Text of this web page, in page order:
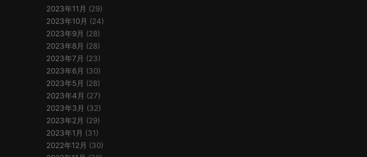
2023年11月 (29)
2023年10月 (24)
2023年9月 (28)
2023年8月 (28)
2023年7月 (23)
2023年6月 (30)
2023年5月 (28)
2023年4月 (27)
2023年3月 (32)
2023年2月 (29)
2023年1月 (31)
2022年12月 (30)